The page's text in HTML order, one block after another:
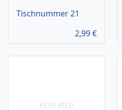
Tischnummer 21
2,99€
KEIN BILD